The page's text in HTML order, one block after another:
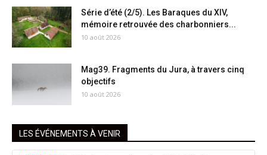
Série d’été (2/5). Les Baraques du XIV,
mémoire retrouvée des charbonniers...
10 août 2026
Mag39. Fragments du Jura, à travers cinq
objectifs
10 août 2026
LES ÉVÉNEMENTS À VENIR